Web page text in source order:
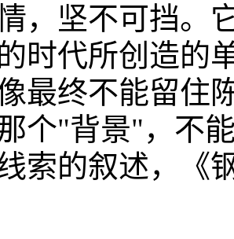
，坚不可挡。
时代所创造的
最终不能留住
个"背景"，不
索的叙述，《